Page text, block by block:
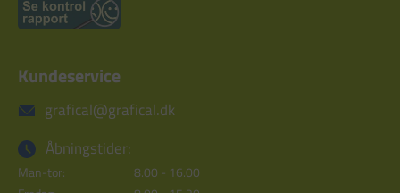
Kundeservice
grafical@grafical.dk
Åbningstider:
Man-tor:
8.00 - 16.00